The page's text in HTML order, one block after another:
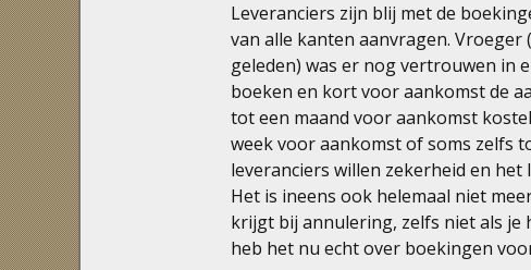
Leveranciers zijn blij met de
van alle kanten aanvragen.
geleden) was er nog vertrouwen in
boeken en kort voor aankomst de
tot een maand voor aankomst
week voor aankomst of soms zelfs
leveranciers willen zekerheid en
Het is ineens ook helemaal niet
krijgt bij annulering, zelfs niet als je
heb het nu echt over boekingen